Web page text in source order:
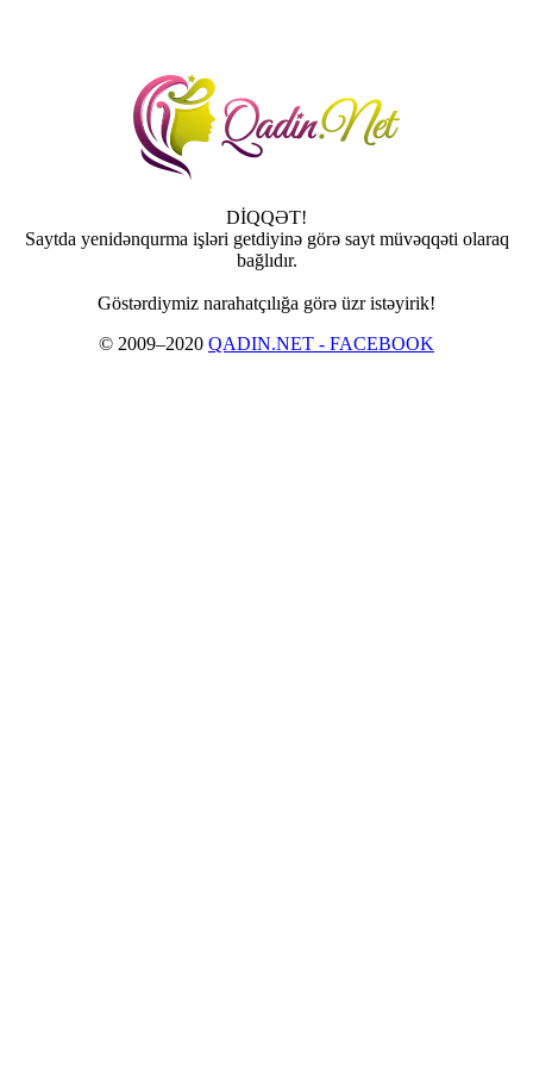
DİQQƏT!
Saytda yenidənqurma işləri getdiyinə görə sayt müvəqqəti olaraq
bağlıdır.
Göstərdiymiz narahatçılığa görə üzr istəyirik!
© 2009–2020 QADIN.NET - FACEBOOK